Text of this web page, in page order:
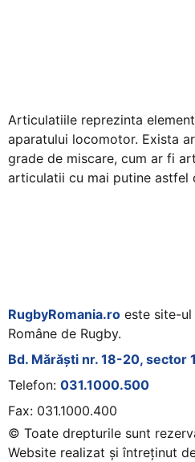
Articulatiile reprezinta
aparatului locomotor. Exista
grade de miscare, cum ar fi
articulatii cu mai putine astfel
RugbyRomania.ro este site-
Române de Rugby.
Bd. Mărăști nr. 18-20, sector
Telefon: 031.1000.500
Fax: 031.1000.400
© Toate drepturile sunt
Website realizat și întreținut